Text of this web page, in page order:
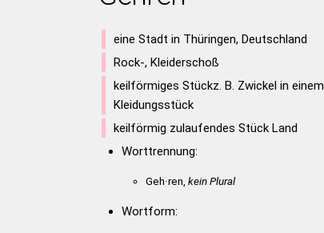
eine Stadt in Thüringen, Deutschland
Rock-, Kleiderschoß
keilförmiges Stückz. B. Zwickel in einem
Kleidungsstück
keilförmig zulaufendes Stück Land
Worttrennung:
Geh·ren, kein Plural
Wortform: